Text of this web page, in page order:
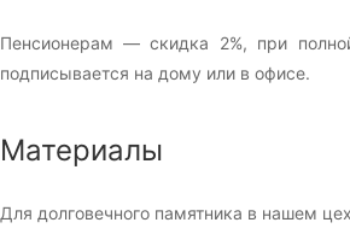
Пенсионерам — скидка 2%, при
подписывается на дому или в офисе.
Материалы
Для долговечного памятника в нашем